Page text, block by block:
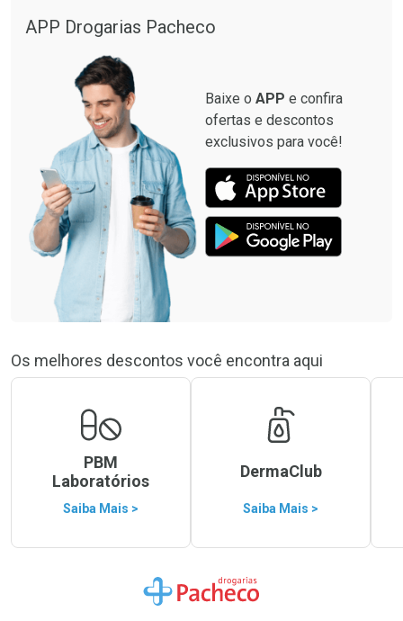
Comprar sem Desconto
Comprar sem Desconto
Por R$ 61,71/cada
APP Drogarias Pacheco
Baixe o APP e confira
ofertas e descontos
exclusivos para você!
Os melhores descontos você encontra aqui
PBM
Laboratórios
Saiba Mais >
DermaClub
Saiba Mais >
Ir para a Home